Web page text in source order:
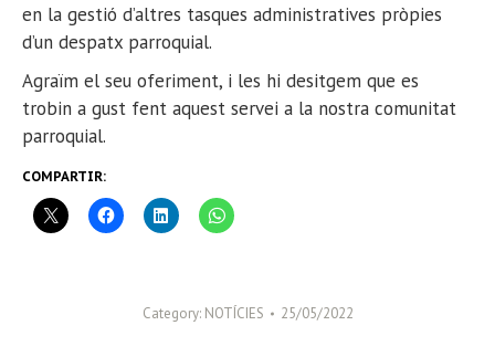
en la gestió d’altres tasques administratives pròpies
d’un despatx parroquial.
Agraïm el seu oferiment, i les hi desitgem que es
trobin a gust fent aquest servei a la nostra comunitat
parroquial.
COMPARTIR:
Category: NOTÍCIES 25/05/2022